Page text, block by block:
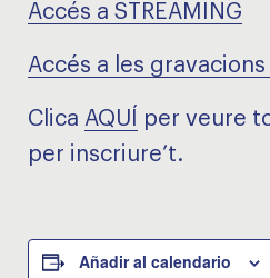
Accés a STREAMING
Accés a les
Clica AQUÍ
per veure
per inscriure’t.
Añadir al calendario